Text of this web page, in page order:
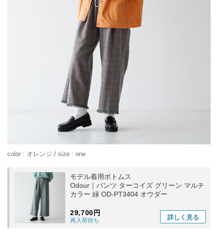
color : オレンジ / size : one
モデル着用ボトムス
Odour｜パンツ ターコイズ グリーン マルチ
カラー 緑 OD-PT3404 オウダー
29,700円
再入荷待ち 詳しく 見る